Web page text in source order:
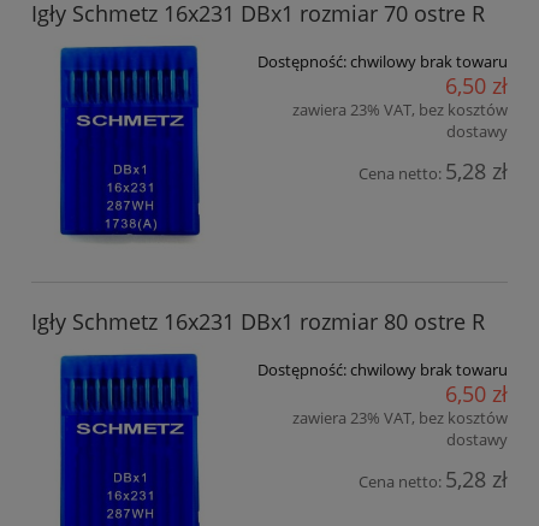
Igły Schmetz 16x231 DBx1 rozmiar 70 ostre R
Dostępność:chwilowy brak towaru
6,50 zł
zawiera 23% VAT, bez kosztów
dostawy
Cena netto: 5,28 zł
Igły Schmetz 16x231 DBx1 rozmiar 80 ostre R
Dostępność:chwilowy brak towaru
6,50 zł
zawiera 23% VAT, bez kosztów
dostawy
Cena netto: 5,28 zł